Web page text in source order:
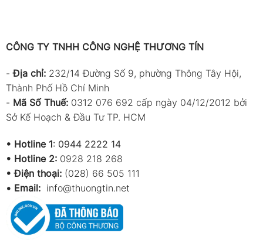
CÔNG TY TNHH CÔNG NGHỆ THƯƠNG TÍN
-Địa chỉ: 232/14 Đường Số 9, phường Thông Tây Hội,
Thành Phố Hồ Chí Minh
- Mã Số Thuế: 0312 076 692 cấp ngày 04/12/2012 bởi
Sở Kế Hoạch & Đầu Tư TP. HCM
• Hotline 1: 0944 2222 14
• Hotline 2: 0928 218 268
• Điện thoại: (028) 66 505 111
• Email: info@thuongtin.net